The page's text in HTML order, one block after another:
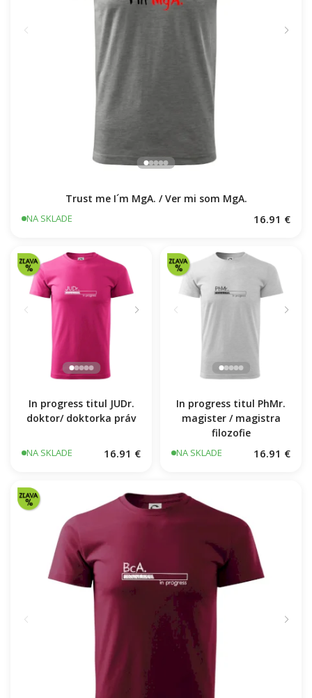
Trust me I´m MgA. / Ver mi som MgA.
NA SKLADE 16.91 €
In progress titul JUDr.
doktor/ doktorka práv
NA SKLADE 16.91 €
In progress titul PhMr.
magister / magistra
filozofie
NA SKLADE 16.91 €